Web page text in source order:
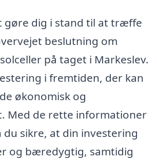
gøre dig i stand til at træffe
beslutning om
på taget i Markeslev.
i fremtiden, der kan
økonomisk og
Med de rette informationer
sikre, at din investering
og bæredygtig, samtidig